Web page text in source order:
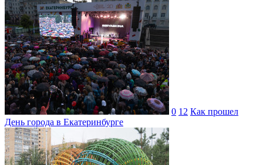
0 12 Как прошел
День города в Екатеринбурге